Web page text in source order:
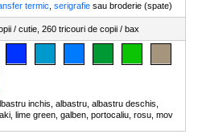
termic serigrafie sau broderie (spate)
/ cutie, 260 tricouri de copii / bax
inchis albastru albastru deschis
lime green galben portocaliu rosu mov